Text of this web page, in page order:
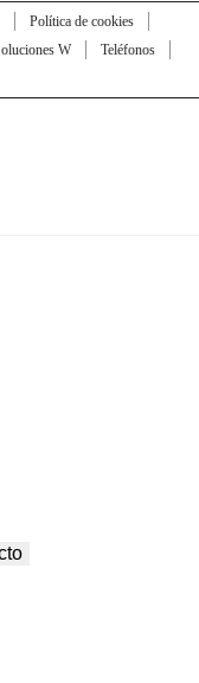
Política de cookies
W
Teléfonos